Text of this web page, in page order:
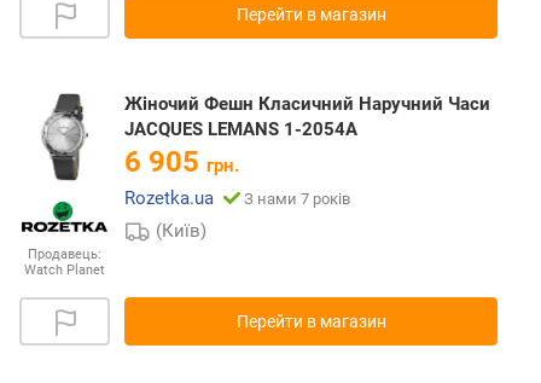
Перейти в магазин
Продавець:
Watch Planet
Жіночий Фешн Класичний Наручний Часи
JACQUES LEMANS 1-2054A
6 905 грн.
Rozetka.ua
З нами 7 років
(Київ)
Перейти в магазин